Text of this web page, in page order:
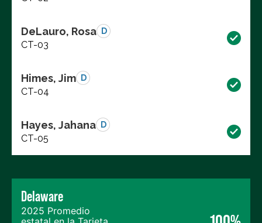
DeLauro, Rosa D
CT-03
Himes, Jim D
CT-04
Hayes, Jahana D
CT-05
Delaware
2025 Promedio